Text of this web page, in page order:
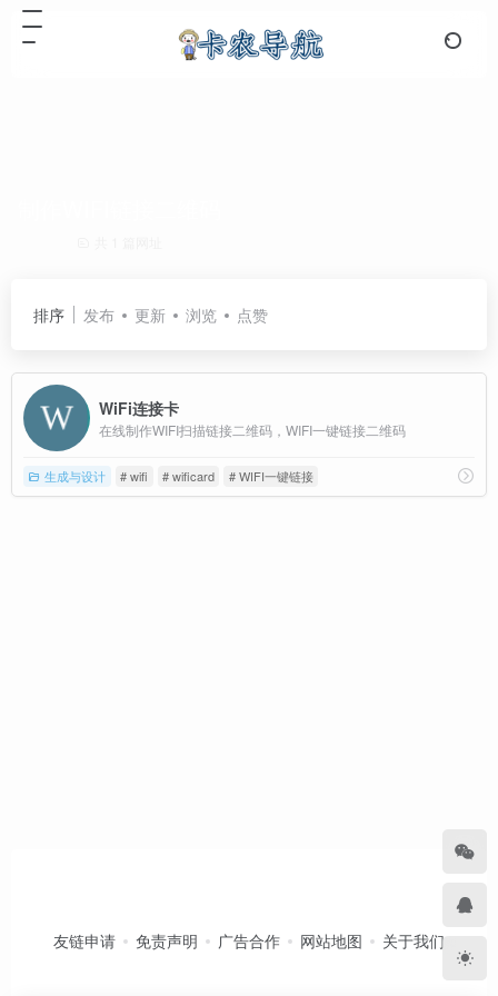
排序 发布 更新 浏览 点赞
WiFi连接卡
在线制作WIFI扫描链接二维码，WIFI一键链接二维码
生成与设计 # wifi # wificard # WIFI一键链接
友链申请 免责声明 广告合作 网站地图 关于我们